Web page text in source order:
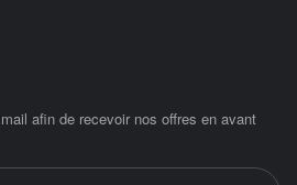
afin de recevoir nos offres en avant